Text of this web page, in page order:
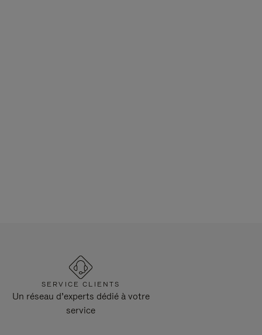
SERVICE CLIENTS
Un réseau d’experts dédié à votre
service